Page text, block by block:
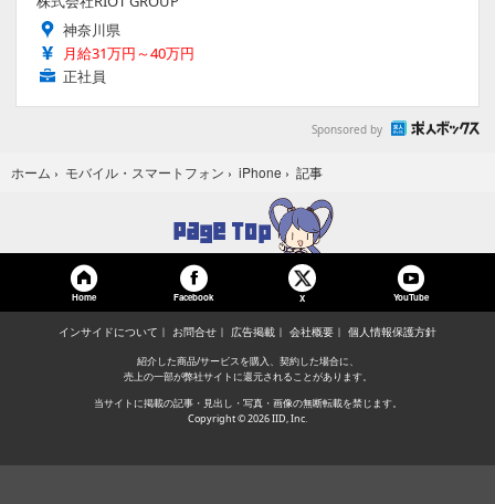
神奈川県
月給31万円～40万円
正社員
Sponsored by
ホーム › モバイル・スマートフォン › iPhone › 記事
Home Facebook X YouTube
インサイドについて お問合せ 広告掲載 会社概要 個人情報保護方針
紹介した商品/サービスを購入、契約した場合に、
売上の一部が弊社サイトに還元されることがあります。
当サイトに掲載の記事・見出し・写真・画像の無断転載を禁じます。
Copyright © 2026 IID, Inc.